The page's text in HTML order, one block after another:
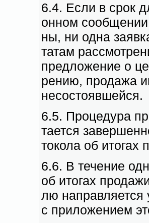
6.4. Ес­ли в срок
он­ном
ны, ни од­на
та­там
пред­ло­же­ние о
ре­нию, про­да­жа
не­со­сто­яв­шей­ся.
6.5. Про­це­ду­ра
та­ет­ся
то­ко­ла об
6.6. В те­че­ние
об ито­гах
лю на­прав­ля­ет­ся
с при­ло­же­ни­ем